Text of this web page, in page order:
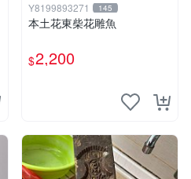
Y8199893271 145
本土花東柴花雕魚
$2,200